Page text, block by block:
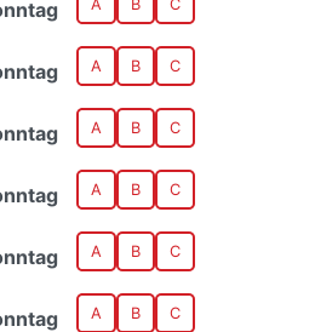
A B C
A B C
A B C
A B C
A B C
A B C